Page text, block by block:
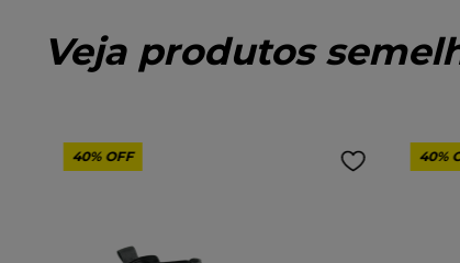
Veja produtos
40% OFF 40%